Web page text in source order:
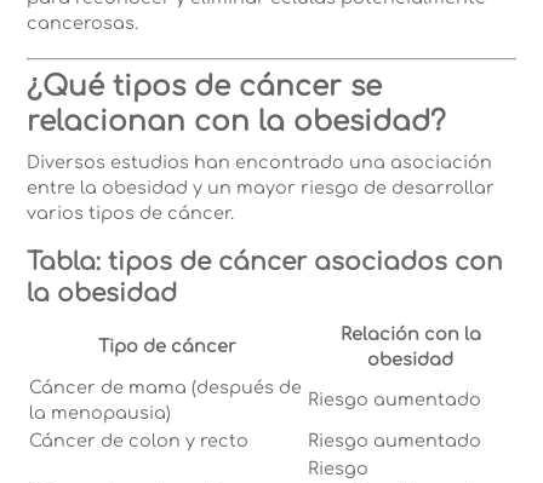
cancerosas.
¿Qué tipos de cáncer se
relacionan con la obesidad?
Diversos estudios han encontrado una asociación
entre la obesidad y un mayor riesgo de desarrollar
varios tipos de cáncer.
Tabla: tipos de cáncer asociados con
la obesidad
Tipo de cáncer
Relación con la
obesidad
Cáncer de mama (después de
la menopausia)
Riesgo aumentado
Cáncer de colon y recto Riesgo aumentado
Riesgo